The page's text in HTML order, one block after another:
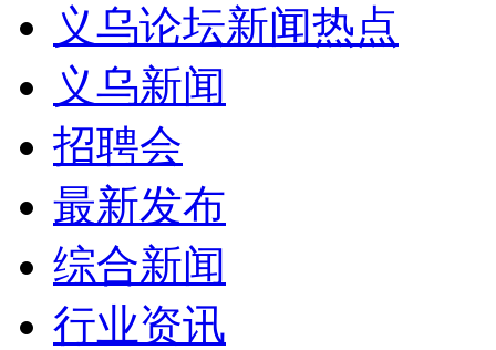
义乌论坛新闻热点
义乌新闻
招聘会
最新发布
综合新闻
行业资讯